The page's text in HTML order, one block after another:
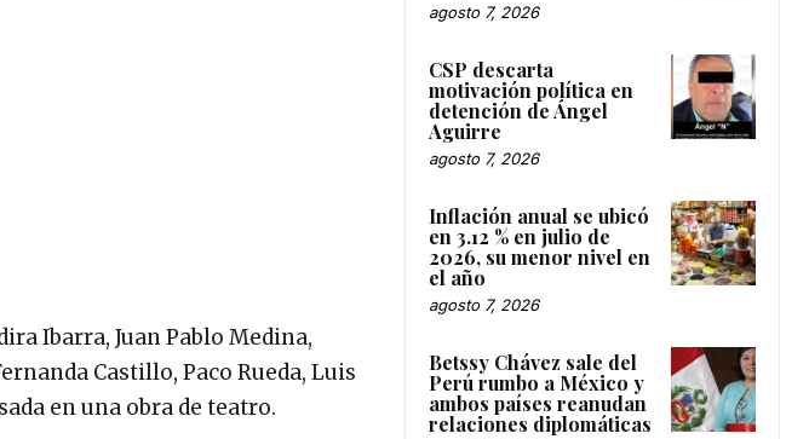
Ibarra, Juan Pablo Medina,
Castillo, Paco Rueda, Luis
en una obra de teatro.
agosto 7, 2026
CSP descarta
motivación política en
detención de Ángel
Aguirre
agosto 7, 2026
Inflación anual se ubicó
en 3.12 % en julio de
2026, su menor nivel en
el año
agosto 7, 2026
Betssy Chávez sale del
Perú rumbo a México y
ambos países reanudan
relaciones diplomáticas